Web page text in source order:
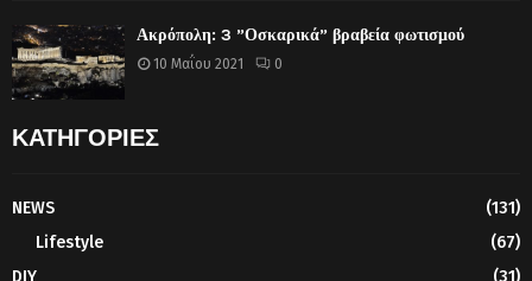
Ακρόπολη: 3 ”Οσκαρικά” βραβεία φωτισμού
10 Μαΐου 2021 0
ΚΑΤΗΓΟΡΙΕΣ
NEWS
(131)
Lifestyle
(67)